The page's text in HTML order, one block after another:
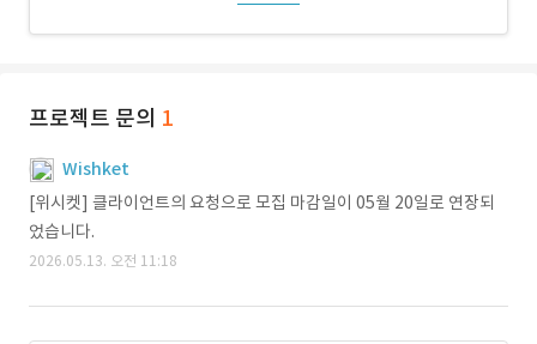
프로젝트 문의 1
Wishket
[위시켓] 클라이언트의 요청으로 모집 마감일이 05월 20일로 연장되
었습니다.
2026.05.13. 오전 11:18